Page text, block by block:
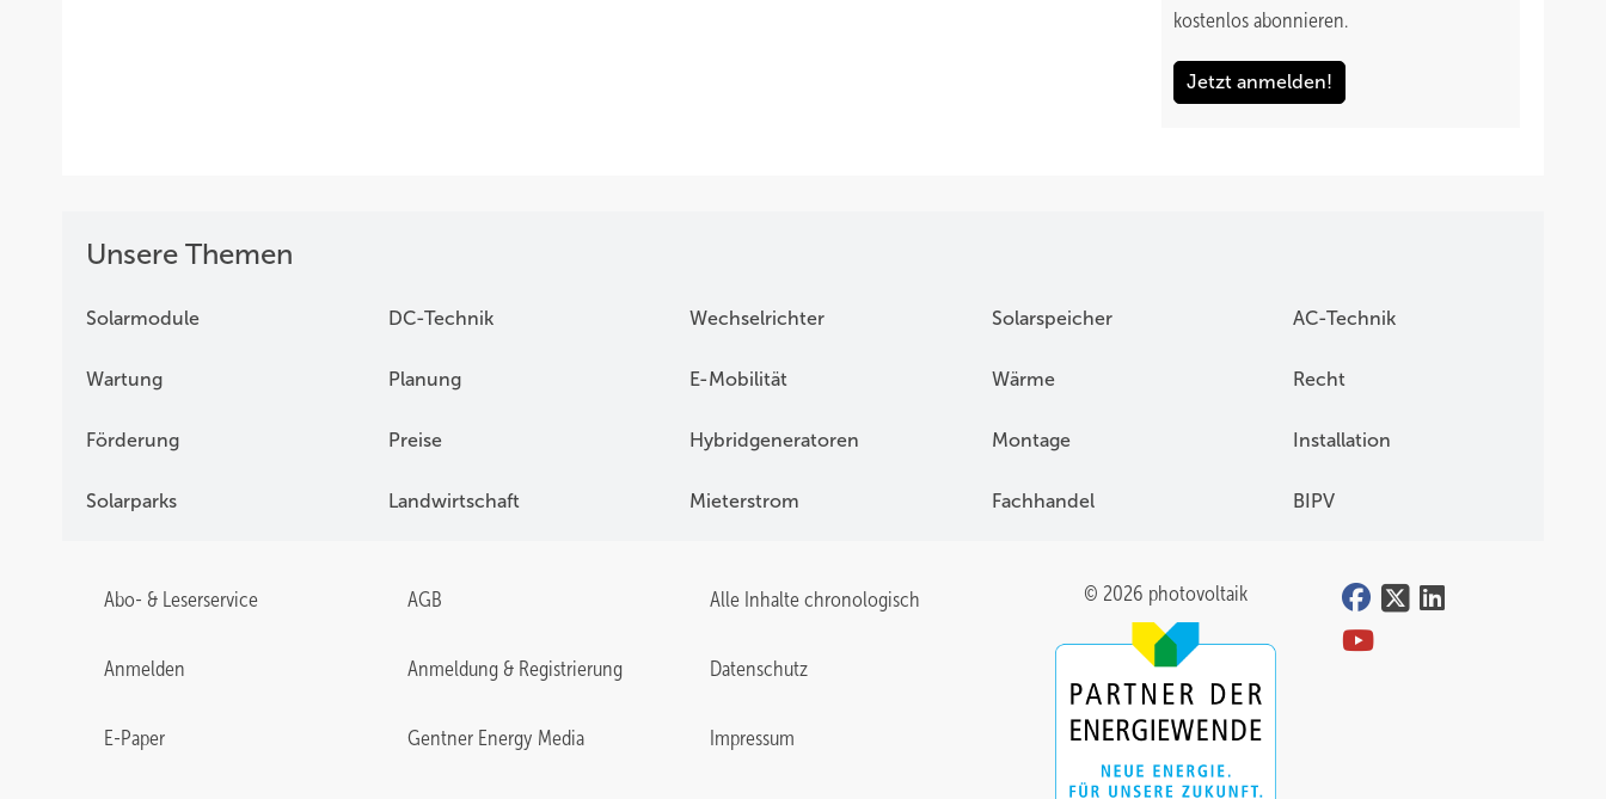
kostenlos abonnieren.
Jetzt anmelden!
Unsere Themen
Solarmodule DC-Technik Wechselrichter Solarspeicher AC-Technik
Wartung Planung E-Mobilität Wärme Recht
Förderung Preise Hybridgeneratoren Montage Installation
Solarparks Landwirtschaft Mieterstrom Fachhandel BIPV
Abo- & Leserservice AGB Alle Inhalte chronologisch
Anmelden Anmeldung & Registrierung Datenschutz
E-Paper Gentner Energy Media Impressum
© 2026 photovoltaik